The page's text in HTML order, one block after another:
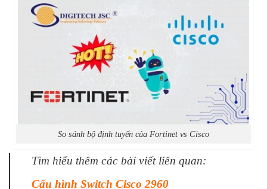
So sánh bộ định tuyến của Fortinet vs Cisco
Tìm hiểu thêm các bài viết liên quan:
Cấu hình Switch Cisco 2960